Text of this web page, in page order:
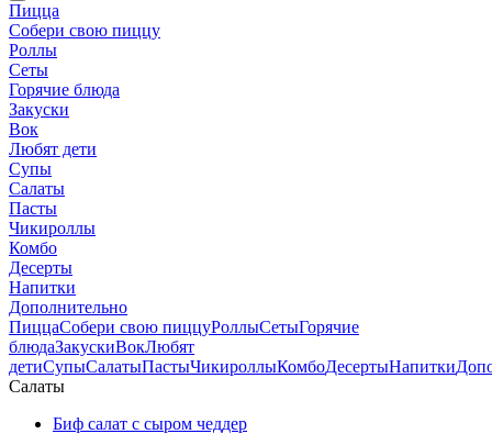
Пицца
Собери свою пиццу
Роллы
Сеты
Горячие блюда
Закуски
Вок
Любят дети
Супы
Салаты
Пасты
Чикироллы
Комбо
Десерты
Напитки
Дополнительно
ПиццаСобери свою пиццуРоллыСетыГорячие
блюдаЗакускиВокЛюбят
детиСупыСалатыПастыЧикироллыКомбоДесертыНапитки
Салаты
Биф салат с сыром чеддер